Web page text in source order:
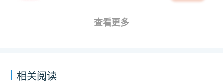
查看更多
相关阅读